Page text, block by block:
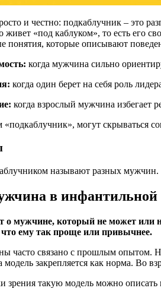
и честно: подкаблучник – это
живет «под каблуком», то есть его
понятия, которые описывают
когда мужчина сильно
когда один берет на себя роль
когда взрослый мужчина избегает
могут скрываться
называют разных
в инфантильной
о мужчине, который не может или
ему так проще или привычнее.
часто связано с прошлым опытом.
закрепляется как норма. Во
зрения такую модель можно